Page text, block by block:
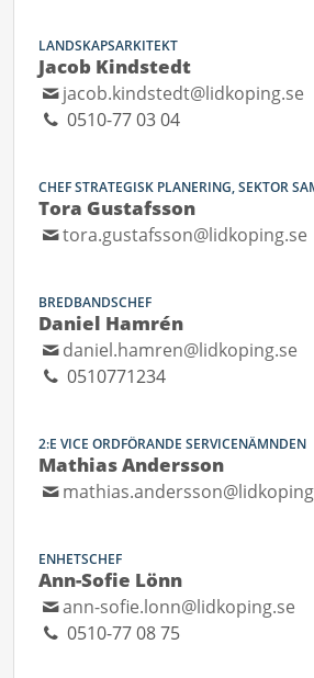
LANDSKAPSARKITEKT
Jacob Kindstedt
jacob.kindstedt@lidkoping.se
0510-77 03 04
CHEF STRATEGISK PLANERING, SEKTOR
Tora Gustafsson
tora.gustafsson@lidkoping.se
BREDBANDSCHEF
Daniel Hamrén
daniel.hamren@lidkoping.se
0510771234
2:E VICE ORDFÖRANDE SERVICENÄMNDEN
Mathias Andersson
ENHETSCHEF
Ann-Sofie Lönn
ann-sofie.lonn@lidkoping.se
0510-77 08 75